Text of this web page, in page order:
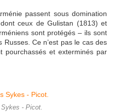
passent sous domination
ceux de Gulistan (1813) et
sont protégés – ils sont
Ce n’est pas le cas des
pourchassés et exterminés par
- Picot.